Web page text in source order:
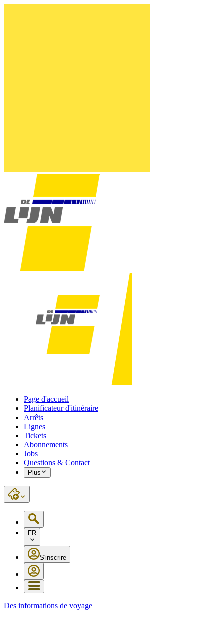
Page d'accueil
Planificateur d'itinéraire
Arrêts
Lignes
Tickets
Abonnements
Jobs
Questions & Contact
Plus
FR
S'inscrire
Des informations de voyage